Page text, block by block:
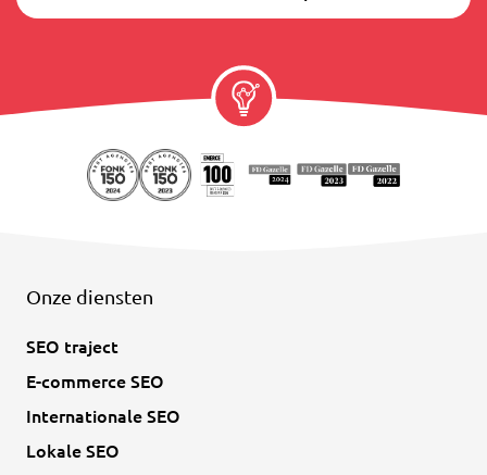
Onze diensten
SEO traject
E-commerce SEO
Internationale SEO
Lokale SEO